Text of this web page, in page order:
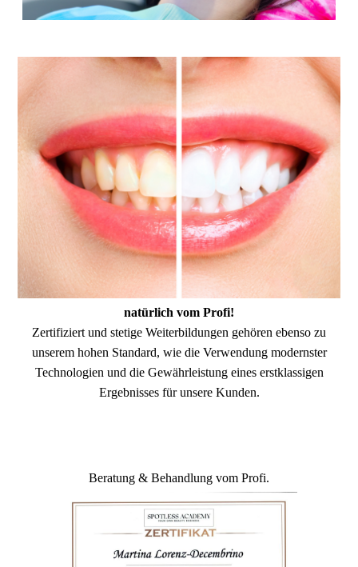
natürlich vom Profi!
Zertifiziert und stetige Weiterbildungen gehören ebenso zu
unserem hohen Standard, wie die Verwendung modernster
Technologien und die Gewährleistung eines erstklassigen
Ergebnisses für unsere Kunden.
Beratung & Behandlung vom Profi.